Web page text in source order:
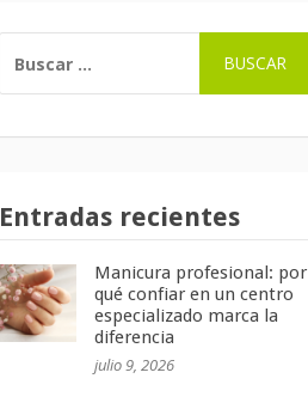
Entradas recientes
Manicura profesional: por
qué confiar en un centro
especializado marca la
diferencia
julio 9, 2026